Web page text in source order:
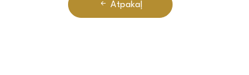
Atpakaļ